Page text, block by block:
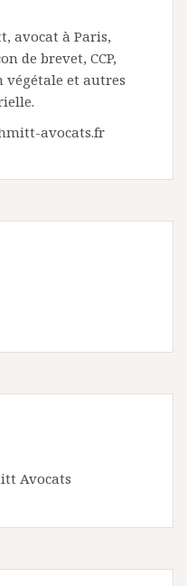
avocat à Paris,
de brevet, CCP,
végétale et autres
avocats.fr
Avocats